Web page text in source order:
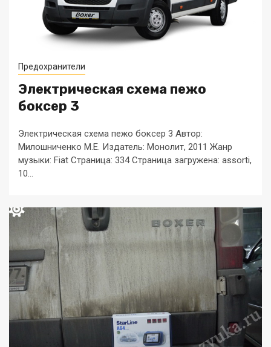
Предохранители
Электрическая схема пежо
боксер 3
Электрическая схема пежо боксер 3 Автор:
Милошниченко М.Е. Издатель: Монолит, 2011 Жанр
музыки: Fiat Страница: 334 Страница загружена: assorti,
10...